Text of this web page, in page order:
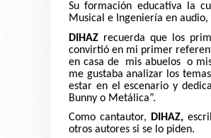
Su formación educativa la
Musical e Ingeniería en
DIHAZ recuerda que los
convirtió en mi primer
en casa de mis abuelos o
me gustaba analizar los
estar en el escenario y
Bunny o Metálica”.
Como cantautor,DIHAZ,
otros autores si se lo piden.